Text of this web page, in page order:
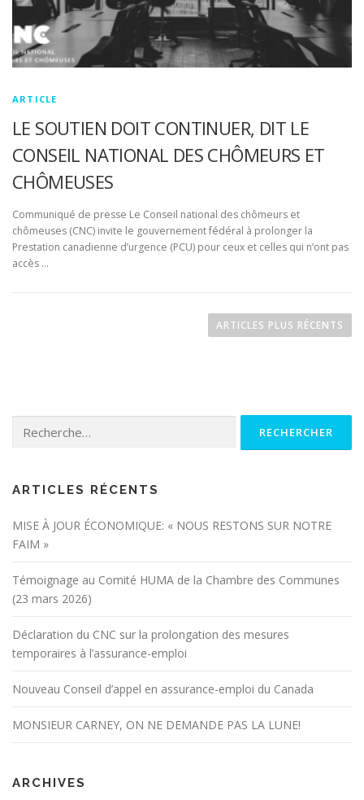
ARTICLE
LE SOUTIEN DOIT CONTINUER, DIT LE
CONSEIL NATIONAL DES CHÔMEURS ET
CHÔMEUSES
Communiqué de presse Le Conseil national des chômeurs et
chômeuses (CNC) invite le gouvernement fédéral à prolonger la
Prestation canadienne d’urgence (PCU) pour ceux et celles qui n’ont pas
accès …
ARTICLES PLUS RÉCENTS
ARTICLES RÉCENTS
MISE À JOUR ÉCONOMIQUE: « NOUS RESTONS SUR NOTRE
FAIM »
Témoignage au Comité HUMA de la Chambre des Communes
(23 mars 2026)
Déclaration du CNC sur la prolongation des mesures
temporaires à l’assurance-emploi
Nouveau Conseil d’appel en assurance-emploi du Canada
MONSIEUR CARNEY, ON NE DEMANDE PAS LA LUNE!
ARCHIVES